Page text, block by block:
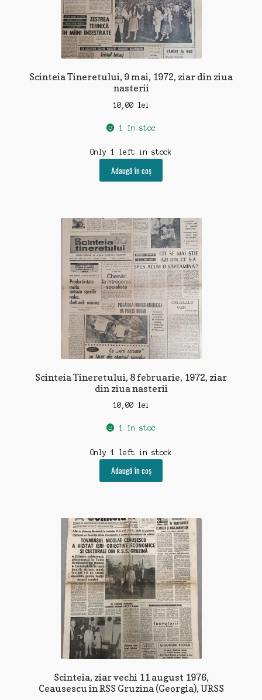
Scinteia Tineretului, 9 mai, 1972, ziar din ziua
nasterii
10,00 lei
1 în stoc
Only 1 left in stock
Adaugă în coș
Scinteia Tineretului, 8 februarie, 1972, ziar
din ziua nasterii
10,00 lei
1 în stoc
Only 1 left in stock
Adaugă în coș
Scinteia, ziar vechi 11 august 1976,
Ceausescu in RSS Gruzina (Georgia), URSS